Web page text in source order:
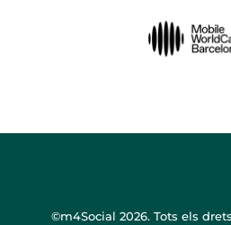
©m4Social 2026. Tots els